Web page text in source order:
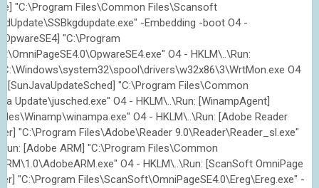
"C:\Program Files\Common Files\Scansoft
-Embedding -boot O4 -
"C:\Program
O4 - HKLM\..\Run:
C:\Windows\system32\spool\drivers\w32x86\3\WrtMon.exe O4
[SunJavaUpdateSched] "C:\Program Files\Common
Update\jusched.exe" O4 - HKLM\..\Run: [WinampAgent]
O4 - HKLM\..\Run: [Adobe Reader
"C:\Program Files\Adobe\Reader 9.0\Reader\Reader_sl.exe"
[Adobe ARM] "C:\Program Files\Common
O4 - HKLM\..\Run: [ScanSoft OmniPage
"C:\Program Files\ScanSoft\OmniPageSE4.0\Ereg\Ereg.exe" -